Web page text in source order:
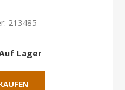
213485
Lager